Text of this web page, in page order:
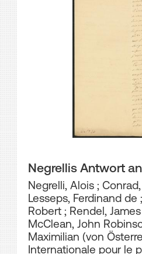
Negrellis Antwort
Negrelli, Alois;
Lesseps, Ferdinand de ;
Robert; Rendel,
McClean, John
Maximilian (von
Internationale pour le